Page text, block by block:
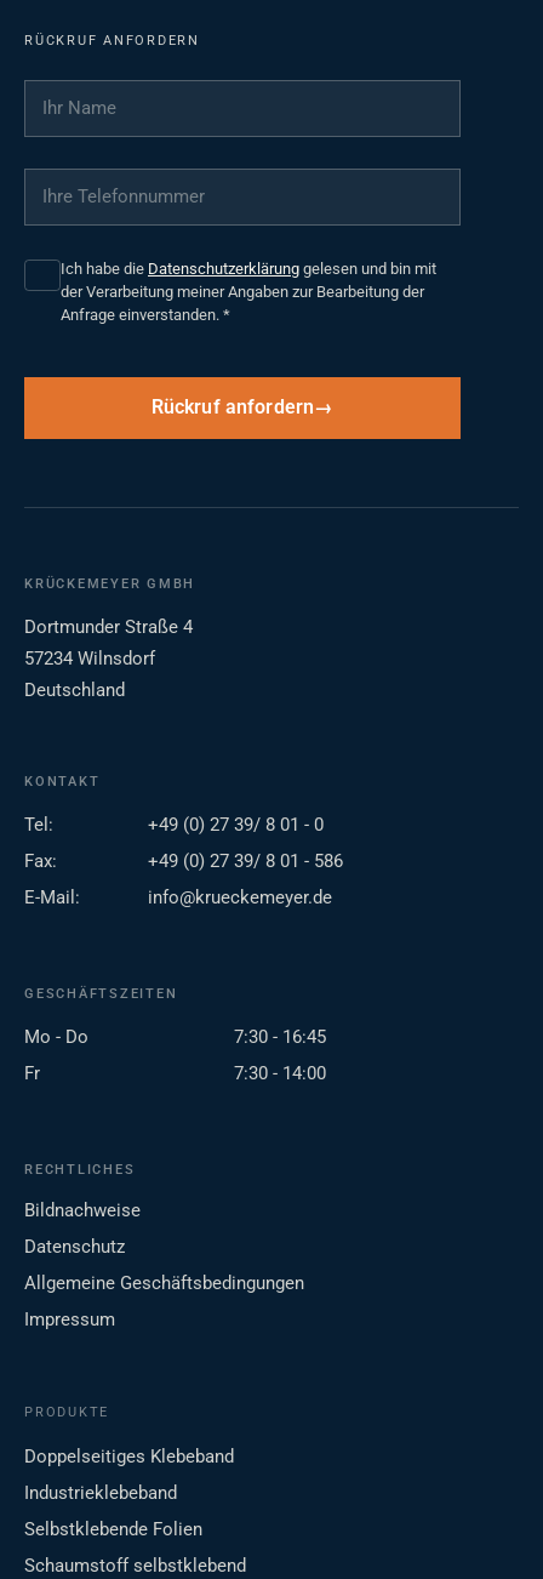
RÜCKRUF ANFORDERN
Ihr Name
Ihre Telefonnummer
Ich habe die Datenschutzerklärung gelesen und bin mit
der Verarbeitung meiner Angaben zur Bearbeitung der
Anfrage einverstanden. *
Rückruf anfordern
KRÜCKEMEYER GMBH
Dortmunder Straße 4
57234 Wilnsdorf
Deutschland
KONTAKT
Tel:
+49 (0) 27 39/ 8 01 - 0
Fax:
+49 (0) 27 39/ 8 01 - 586
E-Mail:
info@krueckemeyer.de
GESCHÄFTSZEITEN
Mo - Do
7:30 - 16:45
Fr
7:30 - 14:00
RECHTLICHES
Bildnachweise
Datenschutz
Allgemeine Geschäftsbedingungen
Impressum
PRODUKTE
Doppelseitiges Klebeband
Industrieklebeband
Selbstklebende Folien
Schaumstoff selbstklebend